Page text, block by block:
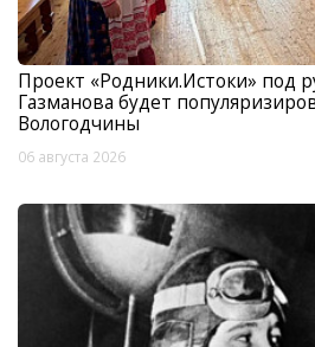
Проект «Родники.Истоки» под
Газманова будет
Вологодчины
06 августа 2026